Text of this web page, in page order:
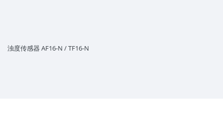
浊度传感器 AF16-N / TF16-N